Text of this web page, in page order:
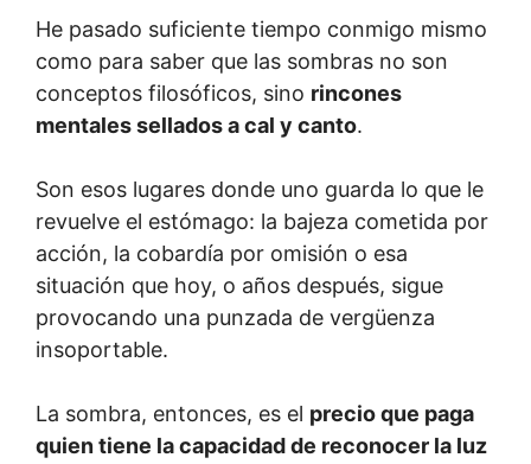
He pasado suficiente tiempo conmigo mismo
como para saber que las sombras no son
conceptos filosóficos, sino rincones
mentales sellados a cal y canto.
Son esos lugares donde uno guarda lo que le
revuelve el estómago: la bajeza cometida por
acción, la cobardía por omisión o esa
situación que hoy, o años después, sigue
provocando una punzada de vergüenza
insoportable.
La sombra, entonces, es el precio que paga
quien tiene la capacidad de reconocer la luz